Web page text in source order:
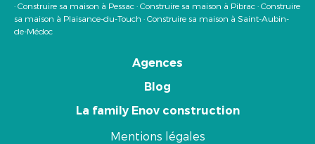
· Construire sa maison à Pessac · Construire sa maison à Pibrac · Construire
sa maison à Plaisance-du-Touch · Construire sa maison à Saint-Aubin-
de-Médoc
Agences
Blog
La family Enov construction
Mentions légales